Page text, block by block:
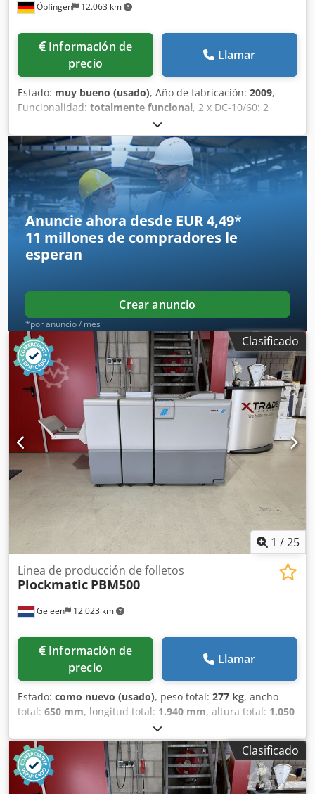
Öpfingen 12.063 km
Información de
precio
Llamar
Estado: muy bueno (usado), Año de fabricación: 2009,
Funcionalidad: totalmente funcional, 2 x DC-10/60: 2
torres, cada una con 10 estaciones (total 20 estaciones)
Unidad de transferencia LUL-HM (alimentación manual)
Cedpfezqt Exsx Ah Hjrf DBM 500 (unidad de plegado y
grapado) DBM-500T: cortadora frontal Mesa de trabajo
larga DBM-LS1 DBM-500 K: contador de pilas con expulsor
Control mediante pantalla táctil
Anuncie ahora desde EUR 4,49*
11 millones de compradores le
esperan
Crear anuncio
*por anuncio / mes
Clasificado
1 /25
Geleen 12.023 km
Linea de producción de folletos
Plockmatic PBM500
Información de
precio
Llamar
Estado: como nuevo (usado), peso total: 277 kg, ancho
total: 650 mm, longitud total: 1.940 mm, altura total: 1.050
220 V
incluye el módulo (SquareFold) BookFold y el módulo de
corte. ¡Esta máquina para la producción de folletos está en
excelentes condiciones y ha sido poco utilizada! Esta
máquina puede utilizarse en una configuración
Clasificado